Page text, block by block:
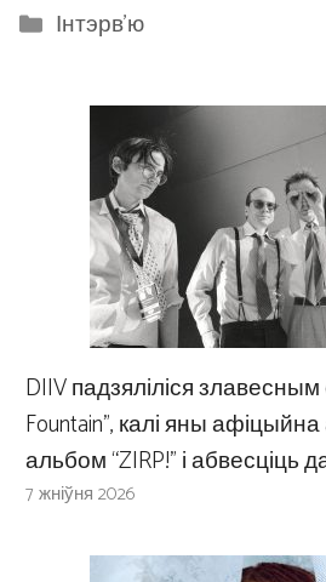
Categories
Інтэрв'ю
DIIV падзяліліся злавесным
Fountain”, калі яны
альбом “ZIRP!” і абвесціць
7 жніўня 2026